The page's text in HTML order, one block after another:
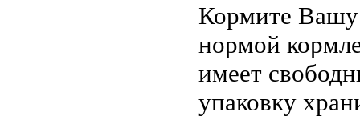
Кормите Вашу
нормой
имеет
упаковку